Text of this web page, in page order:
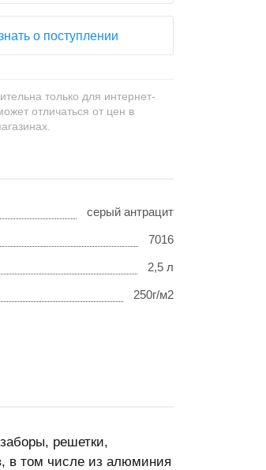
о поступлении
только для интернет-
отличаться от цен в
серый антрацит
7016
2,5 л
250г/м2
решетки,
в том числе из алюминия